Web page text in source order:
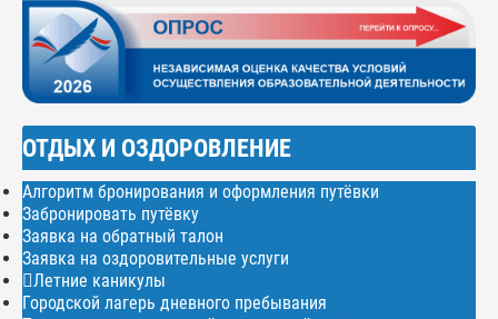
ОТДЫХ И ОЗДОРОВЛЕНИЕ
Алгоритм бронирования и оформления путёвки
Забронировать путёвку
Заявка на обратный талон
Заявка на оздоровительные услуги
Летние каникулы
Городской лагерь дневного пребывания